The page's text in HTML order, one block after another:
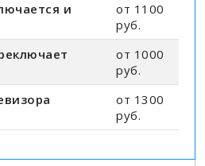
и
от 1100
руб.
от 1000
руб.
от 1300
руб.